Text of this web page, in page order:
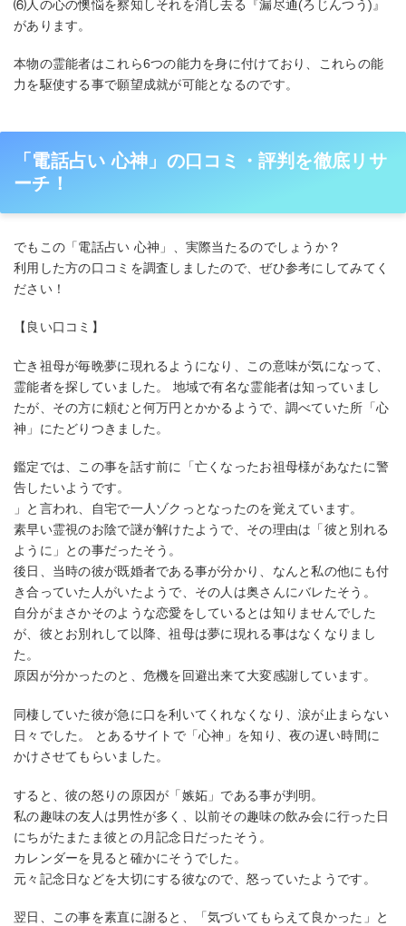
⑹人の心の懊悩を察知しそれを消し去る『漏尽通(ろじんつう)』
があります。
本物の霊能者はこれら6つの能力を身に付けており、これらの能
力を駆使する事で願望成就が可能となるのです。
「電話占い 心神」の口コミ・評判を徹底リサ
ーチ！
でもこの「電話占い 心神」、実際当たるのでしょうか？
利用した方の口コミを調査しましたので、ぜひ参考にしてみてく
ださい！
【良い口コミ】
亡き祖母が毎晩夢に現れるようになり、この意味が気になって、
霊能者を探していました。 地域で有名な霊能者は知っていまし
たが、その方に頼むと何万円とかかるようで、調べていた所「心
神」にたどりつきました。
鑑定では、この事を話す前に「亡くなったお祖母様があなたに警
告したいようです。
」と言われ、自宅で一人ゾクっとなったのを覚えています。
素早い霊視のお陰で謎が解けたようで、その理由は「彼と別れる
ように」との事だったそう。
後日、当時の彼が既婚者である事が分かり、なんと私の他にも付
き合っていた人がいたようで、その人は奥さんにバレたそう。
自分がまさかそのような恋愛をしているとは知りませんでした
が、彼とお別れして以降、祖母は夢に現れる事はなくなりまし
た。
原因が分かったのと、危機を回避出来て大変感謝しています。
同棲していた彼が急に口を利いてくれなくなり、涙が止まらない
日々でした。 とあるサイトで「心神」を知り、夜の遅い時間に
かけさせてもらいました。
すると、彼の怒りの原因が「嫉妬」である事が判明。
私の趣味の友人は男性が多く、以前その趣味の飲み会に行った日
にちがたまたま彼との月記念日だったそう。
カレンダーを見ると確かにそうでした。
元々記念日などを大切にする彼なので、怒っていたようです。
翌日、この事を素直に謝ると、「気づいてもらえて良かった」と